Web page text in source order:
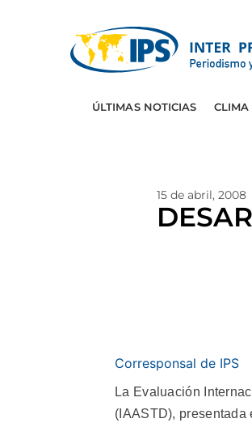
ÚLTIMAS NOTICIAS CLIMA
15 de abril, 2008
Corresponsal de IPS
La Evaluación
(IAASTD), presentada